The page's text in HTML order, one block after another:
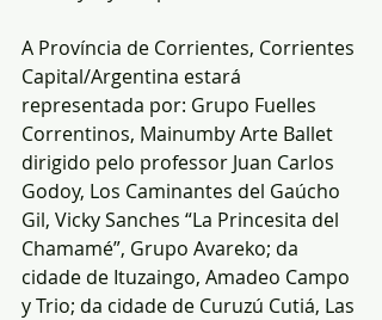
A Província de Corrientes, Corrientes
Capital/Argentina estará
representada por: Grupo Fuelles
Correntinos, Mainumby Arte Ballet
dirigido pelo professor Juan Carlos
Godoy, Los Caminantes del Gaúcho
Gil, Vicky Sanches “La Princesita del
Chamamé”, Grupo Avareko; da
cidade de Ituzaingo, Amadeo Campo
y Trio; da cidade de Curuzú Cutiá, Las